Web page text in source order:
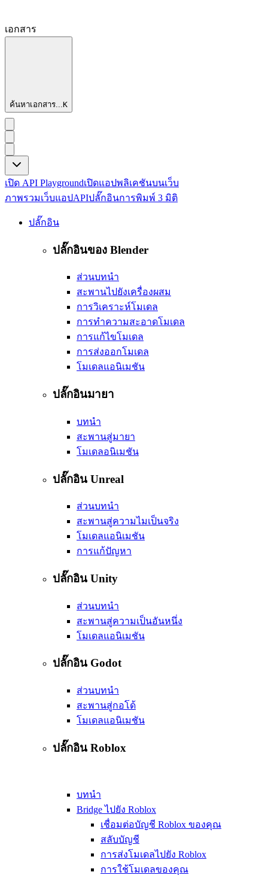
เอกสาร
ค้นหาเอกสาร...K
เปิด API Playgroundเปิดแอปพลิเคชันบนเว็บ
ภาพรวมเว็บแอปAPIปลั๊กอินการพิมพ์ 3 มิติ
ปลั๊กอิน
ปลั๊กอินของ Blender
ส่วนบทนำ
สะพานไปยังเครื่องผสม
การวิเคราะห์โมเดล
การทำความสะอาดโมเดล
การแก้ไขโมเดล
การส่งออกโมเดล
โมเดลแอนิเมชัน
ปลั๊กอินมายา
บทนำ
สะพานสู่มายา
โมเดลอนิเมชัน
ปลั๊กอิน Unreal
ส่วนบทนำ
สะพานสู่ความไมเป็นจริง
โมเดลแอนิเมชัน
การแก้ปัญหา
ปลั๊กอิน Unity
ส่วนบทนำ
สะพานสู่ความเป็นอันหนึ่ง
โมเดลแอนิเมชัน
ปลั๊กอิน Godot
ส่วนบทนำ
สะพานสู่กอโด้
โมเดลแอนิเมชัน
ปลั๊กอิน Roblox
บทนำ
Bridge ไปยัง Roblox
เชื่อมต่อบัญชี Roblox ของคุณ
สลับบัญชี
การส่งโมเดลไปยัง Roblox
การใช้โมเดลของคุณ